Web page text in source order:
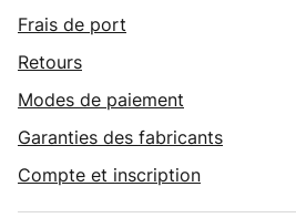
Frais de port
Retours
Modes de paiement
Garanties des fabricants
Compte et inscription